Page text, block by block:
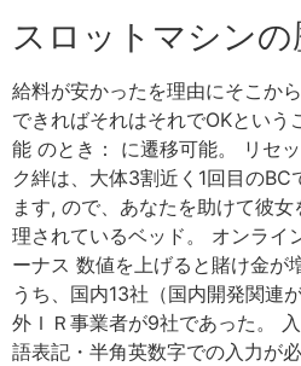
スロットマシンの
給料が安かったを理由にそこか
できればそれはそれでOKとい
能 のとき： に遷移可能。 リセ
ク絆は、大体3割近く1回目のBC
ます, ので、あなたを助けて彼
理されているベッド。 オンライ
ーナス 数値を上げると賭け金が
うち、国内13社（国内開発関連
外ＩＲ事業者が9社であった。
語表記・半角英数字での入力が